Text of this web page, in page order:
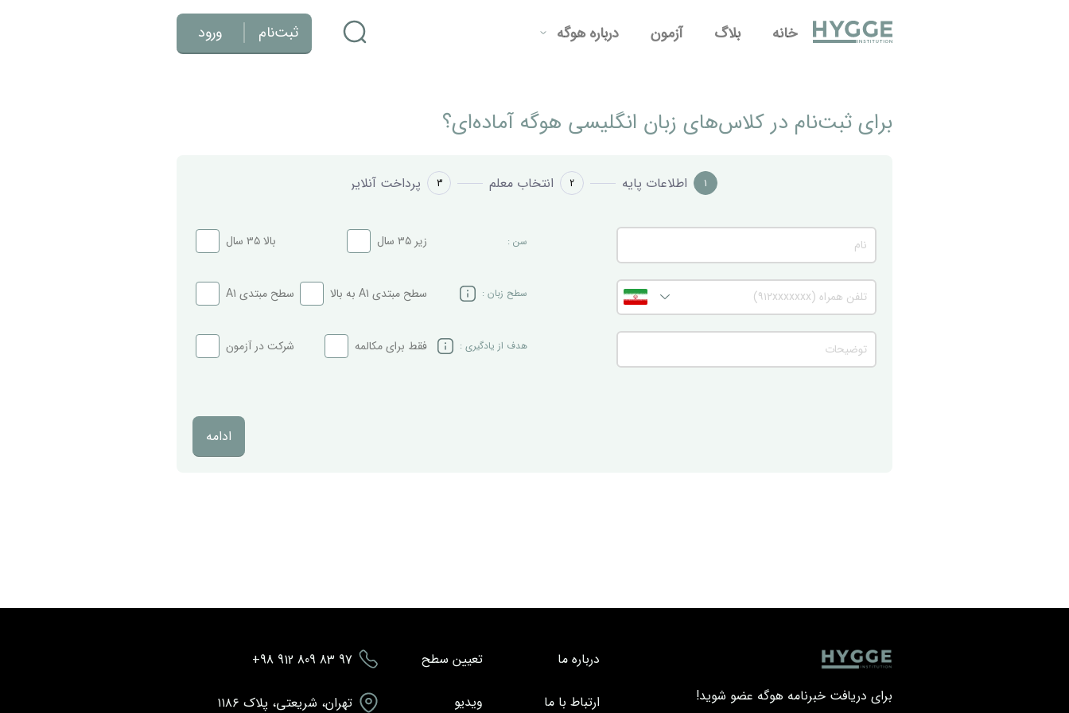
خانه بلاگ آزمون درباره هوگه ثبت‌نام ورود
برای ثبت‌نام در کلاس‌های زبان انگلیسی هوگه آماده‌ای؟
1 اطلاعات پایه 2 انتخاب معلم 3 پرداخت آنلاین
سن: زیر ۳۵ سال بالا ۳۵ سال
سطح زبان: سطح مبتدی A1 به بالا سطح مبتدی A1
هدف از یادگیری: فقط برای مکالمه شرکت در آزمون
ادامه
برای دریافت خبرنامه هوگه عضو شوید!
درباره ما
ارتباط با ما
تعیین سطح
ویدیو
+98 912 809 83 97
تهران، شریعتی، پلاک ۱۱۸۶